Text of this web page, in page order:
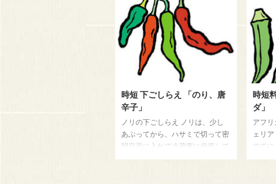
切って、お肉の味を楽しむ事がで
きます。加熱すぎると固くなりま
すので注意して料理しましょう。
今回は、コクのあるソースをつか
った牛ヒレ料理です。 材料
（４人前） 牛ヒレ肉 150gを４
枚 粗びき粒胡椒 大さじ ４杯
パセリ 調味料 塩 少々 バター
40g ソース ブランデー 50cc ブ
イヨン 120cc 生クリーム
180cc バター 80g ...
方法
る下ご
スは、
きさ
して
す。レ
もぬる
キとな
い。
時短 下ごしらえ 「のり、唐
辛子」
ノリの下ごしらえ ノリは、少し
あぶってから、ハサミで切って密
閉容器に入れて冷蔵庫に保管して
ください。そば・うどんを作った
時短
ダ」
アフ
ェリ
でて
だと知